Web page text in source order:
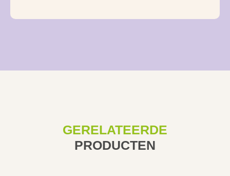
GERELATEERDE
PRODUCTEN